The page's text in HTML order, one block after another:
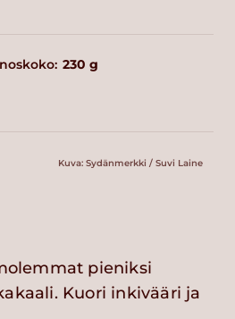
230 g
Kuva: Sydänmerkki / Suvi Laine
pieniksi
Kuori inkivääri ja